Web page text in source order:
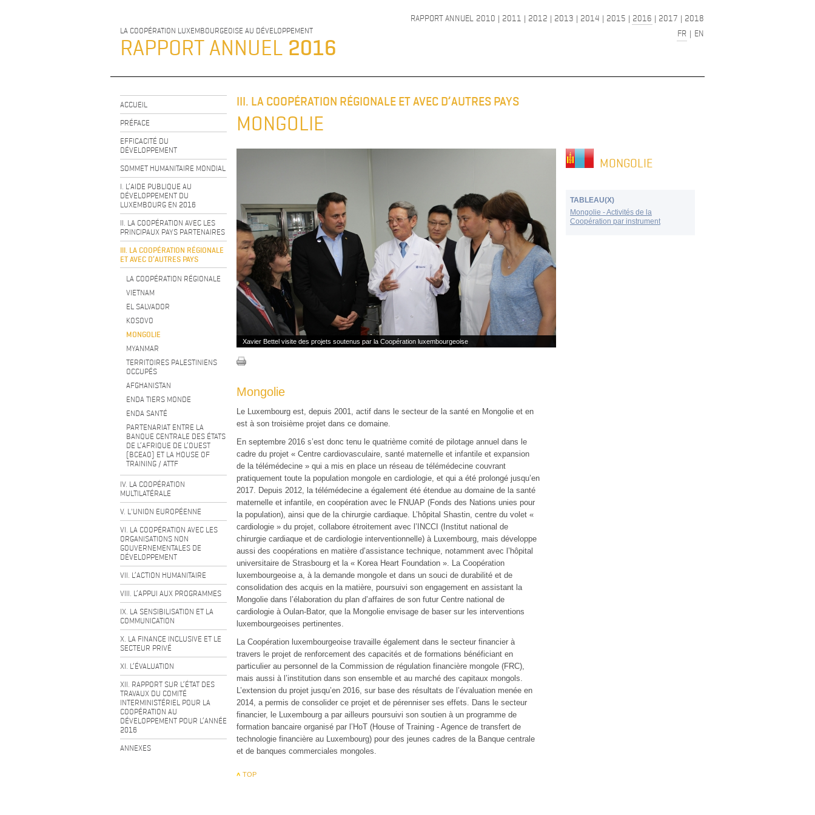
LA COOPÉRATION LUXEMBOURGEOISE AU DÉVELOPPEMENT
RAPPORT ANNUEL 2016
RAPPORT ANNUEL 2010 | 2011 | 2012 | 2013 | 2014 | 2015 | 2016 | 2017 | 2018
FR | EN
ACCUEIL
PRÉFACE
EFFICACITÉ DU
DÉVELOPPEMENT
SOMMET HUMANITAIRE MONDIAL
I. L’AIDE PUBLIQUE AU
DÉVELOPPEMENT DU
LUXEMBOURG EN 2016
II. LA COOPÉRATION AVEC LES
PRINCIPAUX PAYS PARTENAIRES
III. LA COOPÉRATION RÉGIONALE
ET AVEC D’AUTRES PAYS
LA COOPÉRATION RÉGIONALE
VIETNAM
EL SALVADOR
KOSOVO
MONGOLIE
MYANMAR
TERRITOIRES PALESTINIENS
OCCUPÉS
AFGHANISTAN
ENDA TIERS MONDE
ENDA SANTÉ
PARTENARIAT ENTRE LA
BANQUE CENTRALE DES ÉTATS
DE L’AFRIQUE DE L’OUEST
(BCEAO) ET LA HOUSE OF
TRAINING / ATTF
IV. LA COOPÉRATION
MULTILATÉRALE
V. L'UNION EUROPÉENNE
VI. LA COOPÉRATION AVEC LES
ORGANISATIONS NON
GOUVERNEMENTALES DE
DÉVELOPPEMENT
VII. L’ACTION HUMANITAIRE
VIII. L’APPUI AUX PROGRAMMES
IX. LA SENSIBILISATION ET LA
COMMUNICATION
X. LA FINANCE INCLUSIVE ET LE
SECTEUR PRIVÉ
XI. L’ÉVALUATION
XII. RAPPORT SUR L’ÉTAT DES
TRAVAUX DU COMITÉ
INTERMINISTÉRIEL POUR LA
COOPÉRATION AU
DÉVELOPPEMENT POUR L’ANNÉE
2016
ANNEXES
III. LA COOPÉRATION RÉGIONALE ET AVEC D’AUTRES PAYS
MONGOLIE
Xavier Bettel visite des projets soutenus par la Coopération luxembourgeoise
Mongolie
Le Luxembourg est, depuis 2001, actif dans le secteur de la santé en Mongolie et en
est à son troisième projet dans ce domaine.
En septembre 2016 s’est donc tenu le quatrième comité de pilotage annuel dans le
cadre du projet « Centre cardiovasculaire, santé maternelle et infantile et expansion
de la télémédecine » qui a mis en place un réseau de télémédecine couvrant
pratiquement toute la population mongole en cardiologie, et qui a été prolongé jusqu’en
2017. Depuis 2012, la télémédecine a également été étendue au domaine de la santé
maternelle et infantile, en coopération avec le FNUAP (Fonds des Nations unies pour
la population), ainsi que de la chirurgie cardiaque. L’hôpital Shastin, centre du volet «
cardiologie » du projet, collabore étroitement avec l’INCCI (Institut national de
chirurgie cardiaque et de cardiologie interventionnelle) à Luxembourg, mais développe
aussi des coopérations en matière d’assistance technique, notamment avec l’hôpital
universitaire de Strasbourg et la « Korea Heart Foundation ». La Coopération
luxembourgeoise a, à la demande mongole et dans un souci de durabilité et de
consolidation des acquis en la matière, poursuivi son engagement en assistant la
Mongolie dans l’élaboration du plan d’affaires de son futur Centre national de
cardiologie à Oulan-Bator, que la Mongolie envisage de baser sur les interventions
luxembourgeoises pertinentes.
La Coopération luxembourgeoise travaille également dans le secteur financier à
travers le projet de renforcement des capacités et de formations bénéficiant en
particulier au personnel de la Commission de régulation financière mongole (FRC),
mais aussi à l’institution dans son ensemble et au marché des capitaux mongols.
L’extension du projet jusqu’en 2016, sur base des résultats de l’évaluation menée en
2014, a permis de consolider ce projet et de pérenniser ses effets. Dans le secteur
financier, le Luxembourg a par ailleurs poursuivi son soutien à un programme de
formation bancaire organisé par l’HoT (House of Training - Agence de transfert de
technologie financière au Luxembourg) pour des jeunes cadres de la Banque centrale
et de banques commerciales mongoles.
TOP
MONGOLIE
TABLEAU(X)
Mongolie - Activités de la
Coopération par instrument